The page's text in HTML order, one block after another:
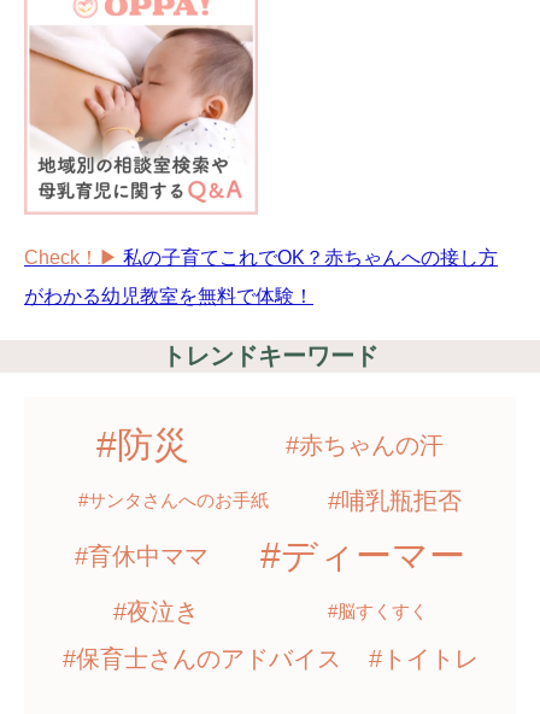
Check！▶︎ 私の子育てこれでOK？赤ちゃんへの接し方
がわかる幼児教室を無料で体験！
トレンドキーワード
#防災 #赤ちゃんの汗
#サンタさんへのお手紙 #哺乳瓶拒否
#育休中ママ #ディーマー
#夜泣き #脳すくすく
#保育士さんのアドバイス #トイトレ